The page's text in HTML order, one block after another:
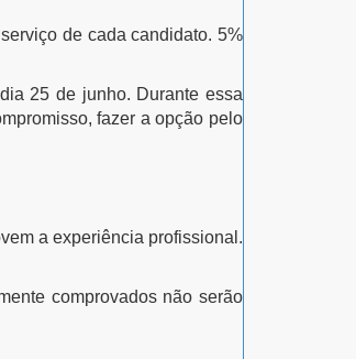
de cada candidato. 5%
25 de junho. Durante essa
fazer a opção pelo
a experiência profissional.
comprovados não serão